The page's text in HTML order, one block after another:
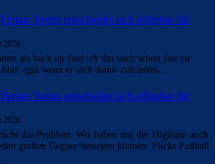
Ferran Torres entscheidet sich offenbar für
2026
als back up find ich ihn auch schon fast zu
Aber egal wenn er sich damit zufrieden…
Ferran Torres entscheidet sich offenbar für
2026
das Problem. Wir haben mit der Highline auch
großen Gegner besiegen können. Flicks Fußball